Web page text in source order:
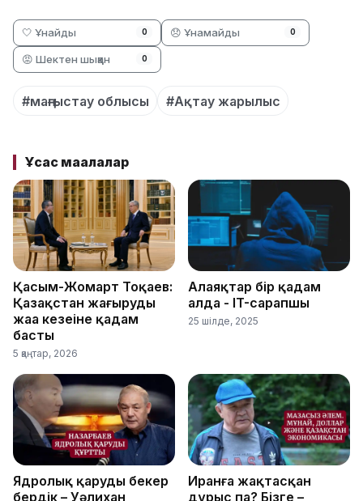
🤍 Ұнайды 0 😞 Ұнамайды 0
😡 Шектен шыққан 0
#маңғыстау облысы #Ақтау жарылыс
Ұқсас мақалалар
Қасым-Жомарт Тоқаев:
Қазақстан жаңғырудың
жаңа кезеңіне қадам
басты
5 қаңтар, 2026
Алаяқтар бір қадам
алда - IT-сарапшы
25 шілде, 2025
Ядролық қаруды бекер
бердік – Уәлихан
Иранға жақтасқан
дұрыс па? Бізге –